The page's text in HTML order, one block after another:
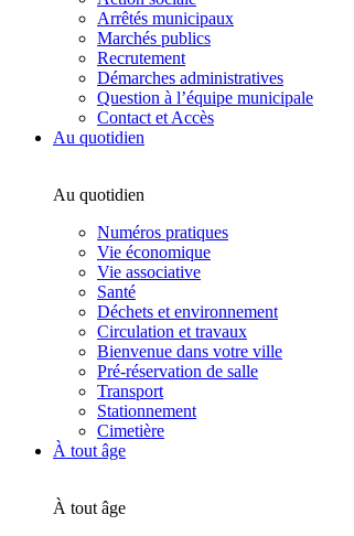
Arrêtés municipaux
Marchés publics
Recrutement
Démarches administratives
Question à l’équipe municipale
Contact et Accès
Au quotidien
Au quotidien
Numéros pratiques
Vie économique
Vie associative
Santé
Déchets et environnement
Circulation et travaux
Bienvenue dans votre ville
Pré-réservation de salle
Transport
Stationnement
Cimetière
À tout âge
À tout âge